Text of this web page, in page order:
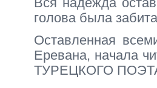
Вся надежда
голова была
Оставленная
Еревана, начала
ТУРЕЦКОГО ПОЭТА